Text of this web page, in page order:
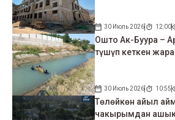
30 Июль 2026 12:00
Ошто Ак-Буура –
түшүп кеткен
30 Июль 2026 10:55
Төлөйкөн айыл
чакырымдан